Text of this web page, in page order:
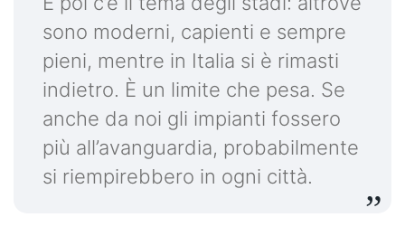
sono moderni, capienti e sempre
pieni, mentre in Italia si è rimasti
indietro. È un limite che pesa. Se
anche da noi gli impianti fossero
più all’avanguardia, probabilmente
si riempirebbero in ogni città.